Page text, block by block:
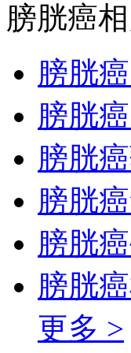
膀胱癌
膀胱
膀胱
膀胱
膀胱
膀胱
膀胱
更多 >